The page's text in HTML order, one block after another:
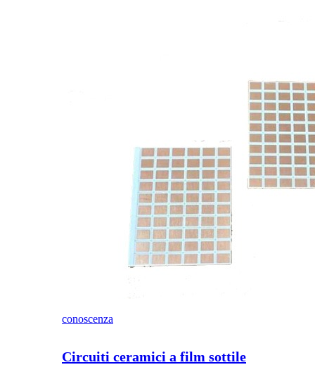
conoscenza
Circuiti ceramici a film sottile